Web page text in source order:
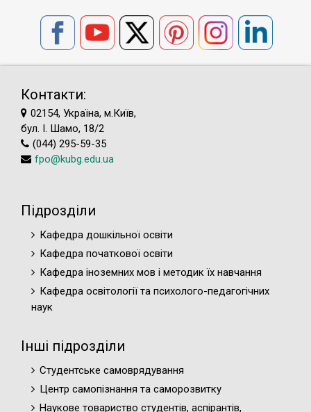
Контакти:
02154, Україна, м.Київ,
бул. І. Шамо, 18/2
(044) 295-59-35
fpo@kubg.edu.ua
Підрозділи
Кафедра дошкільної освіти
Кафедра початкової освіти
Кафедра іноземних мов і методик їх навчання
Кафедра освітології та психолого-педагогічних
наук
Інші підрозділи
Студентське самоврядування
Центр самопізнання та саморозвитку
Наукове товариство студентів, аспірантів,